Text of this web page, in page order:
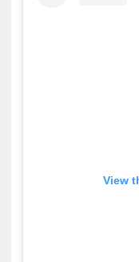
View